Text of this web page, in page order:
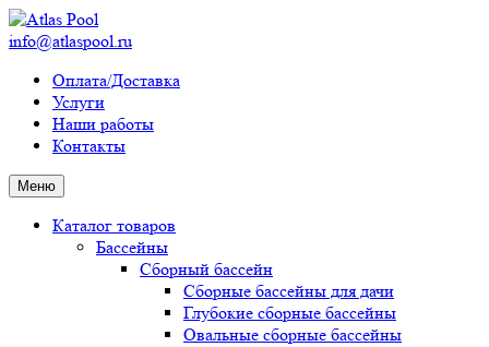
info@atlaspool.ru
Оплата/Доставка
Услуги
Наши работы
Контакты
Меню
Каталог товаров
Бассейны
Сборный бассейн
Сборные бассейны для дачи
Глубокие сборные бассейны
Овальные сборные бассейны